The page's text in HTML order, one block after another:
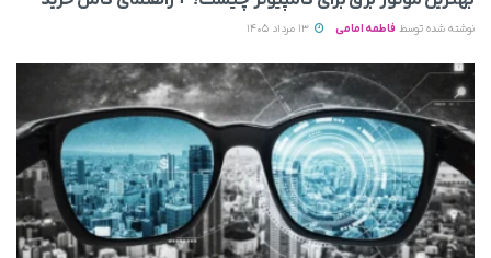
نوشته شده توسط فاطمه امامی